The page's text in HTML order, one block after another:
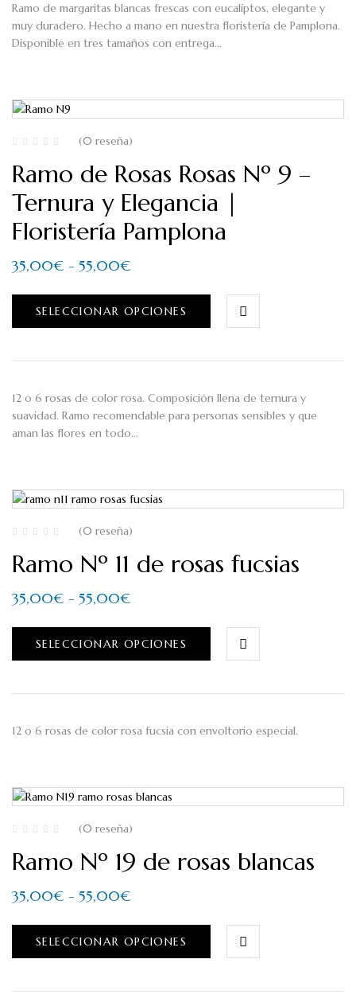
Ramo de margaritas blancas frescas con eucaliptos, elegante y
muy duradero. Hecho a mano en nuestra floristería de Pamplona.
Disponible en tres tamaños con entrega…
(0 reseña)
Ramo de Rosas Rosas Nº 9 –
Ternura y Elegancia |
Floristería Pamplona
35,00€ - 55,00€
SELECCIONAR OPCIONES
12 o 6 rosas de color rosa. Composición llena de ternura y
suavidad. Ramo recomendable para personas sensibles y que
aman las flores en todo…
(0 reseña)
Ramo Nº 11 de rosas fucsias
35,00€ - 55,00€
SELECCIONAR OPCIONES
12 o 6 rosas de color rosa fucsia con envoltorio especial.
(0 reseña)
Ramo Nº 19 de rosas blancas
35,00€ - 55,00€
SELECCIONAR OPCIONES